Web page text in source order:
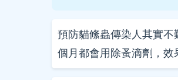
預防貓絛蟲傳染人其實
個月都會用除蚤滴劑，效